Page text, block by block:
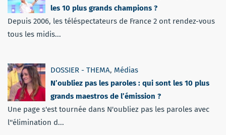
les 10 plus grands champions ?
Depuis 2006, les téléspectateurs de France 2 ont rendez-vous
tous les midis...
DOSSIER - THEMA, Médias
N’oubliez pas les paroles : qui sont les 10 plus
grands maestros de l’émission ?
Une page s'est tournée dans N'oubliez pas les paroles avec
l''élimination d...